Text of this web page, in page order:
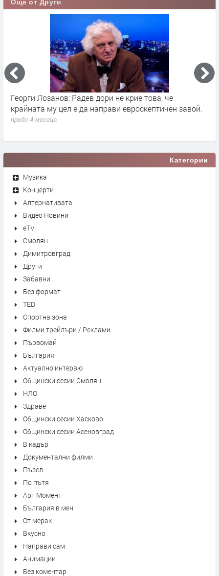
Още от Други
Георги Лозанов: Радев дори не крие това, че
крайната му цел е да направи евроскептичен завой.
преди 4 месеца
Категории
Музика
Концерти
Алтернативата
Видео Новини
eTV
Смолян
Димитровград
Други
Забавни
Без формат
TED
Спортна зона
Филми трейлъри / Реклами
Първомай
България
Актуално интервю
Общински сесии Смолян
НЛО
Здраве
Общински сесии Хасково
Общински сесии Асеновград
В кадър
Документални филми
Пъзел
По пътя
Арт Момент
България в мен
От мерак
Вкусно
Направи сам
Анимации
Без коментар